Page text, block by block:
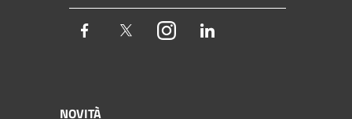
Facebook TwitterInstagram
NOVITÀ